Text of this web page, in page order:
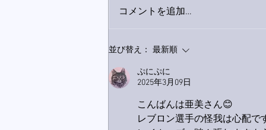
コメントを追加…
並び替え： 最新順
ぷにぷに
2025年3月09日
こんばんは亜美さん😊
レブロン選手の怪我は心配で